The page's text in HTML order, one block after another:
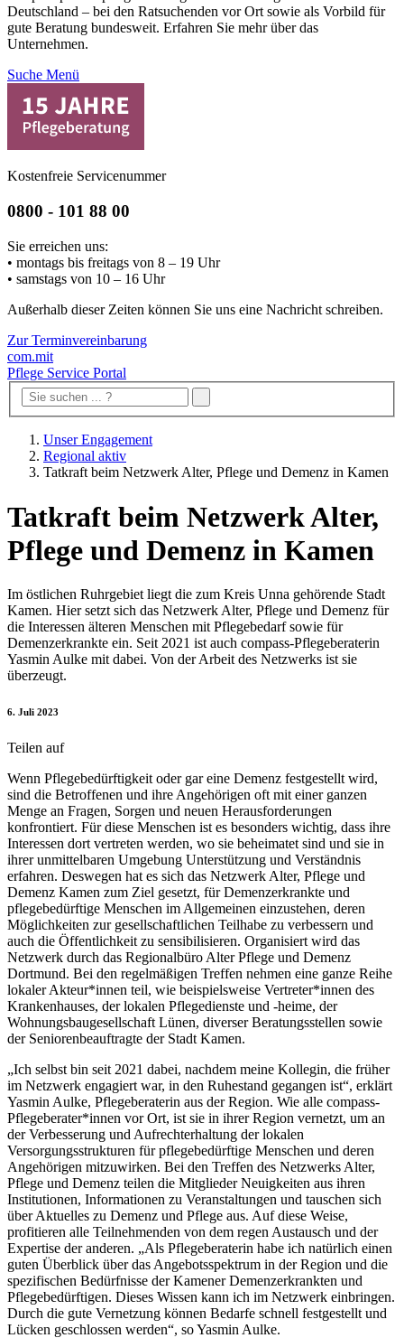
Deutschland – bei den Ratsuchenden vor Ort sowie als Vorbild für
gute Beratung bundesweit. Erfahren Sie mehr über das
Unternehmen.
Suche Menü
Kostenfreie Servicenummer
0800 - 101 88 00
Sie erreichen uns:
• montags bis freitags von 8 – 19 Uhr
• samstags von 10 – 16 Uhr
Außerhalb dieser Zeiten können Sie uns eine Nachricht schreiben.
Zur Terminvereinbarung
com.mit
Pflege Service Portal
Unser Engagement
Regional aktiv
Tatkraft beim Netzwerk Alter, Pflege und Demenz in Kamen
Tatkraft beim Netzwerk Alter,
Pflege und Demenz in Kamen
Im östlichen Ruhrgebiet liegt die zum Kreis Unna gehörende Stadt
Kamen. Hier setzt sich das Netzwerk Alter, Pflege und Demenz für
die Interessen älteren Menschen mit Pflegebedarf sowie für
Demenzerkrankte ein. Seit 2021 ist auch compass-Pflegeberaterin
Yasmin Aulke mit dabei. Von der Arbeit des Netzwerks ist sie
überzeugt.
6. Juli 2023
Teilen auf
Wenn Pflegebedürftigkeit oder gar eine Demenz festgestellt wird,
sind die Betroffenen und ihre Angehörigen oft mit einer ganzen
Menge an Fragen, Sorgen und neuen Herausforderungen
konfrontiert. Für diese Menschen ist es besonders wichtig, dass ihre
Interessen dort vertreten werden, wo sie beheimatet sind und sie in
ihrer unmittelbaren Umgebung Unterstützung und Verständnis
erfahren. Deswegen hat es sich das Netzwerk Alter, Pflege und
Demenz Kamen zum Ziel gesetzt, für Demenzerkrankte und
pflegebedürftige Menschen im Allgemeinen einzustehen, deren
Möglichkeiten zur gesellschaftlichen Teilhabe zu verbessern und
auch die Öffentlichkeit zu sensibilisieren. Organisiert wird das
Netzwerk durch das Regionalbüro Alter Pflege und Demenz
Dortmund. Bei den regelmäßigen Treffen nehmen eine ganze Reihe
lokaler Akteur*innen teil, wie beispielsweise Vertreter*innen des
Krankenhauses, der lokalen Pflegedienste und -heime, der
Wohnungsbaugesellschaft Lünen, diverser Beratungsstellen sowie
der Seniorenbeauftragte der Stadt Kamen.
„Ich selbst bin seit 2021 dabei, nachdem meine Kollegin, die früher
im Netzwerk engagiert war, in den Ruhestand gegangen ist“, erklärt
Yasmin Aulke, Pflegeberaterin aus der Region. Wie alle compass-
Pflegeberater*innen vor Ort, ist sie in ihrer Region vernetzt, um an
der Verbesserung und Aufrechterhaltung der lokalen
Versorgungsstrukturen für pflegebedürftige Menschen und deren
Angehörigen mitzuwirken. Bei den Treffen des Netzwerks Alter,
Pflege und Demenz teilen die Mitglieder Neuigkeiten aus ihren
Institutionen, Informationen zu Veranstaltungen und tauschen sich
über Aktuelles zu Demenz und Pflege aus. Auf diese Weise,
profitieren alle Teilnehmenden von dem regen Austausch und der
Expertise der anderen. „Als Pflegeberaterin habe ich natürlich einen
guten Überblick über das Angebotsspektrum in der Region und die
spezifischen Bedürfnisse der Kamener Demenzerkrankten und
Pflegebedürftigen. Dieses Wissen kann ich im Netzwerk einbringen.
Durch die gute Vernetzung können Bedarfe schnell festgestellt und
Lücken geschlossen werden“, so Yasmin Aulke.